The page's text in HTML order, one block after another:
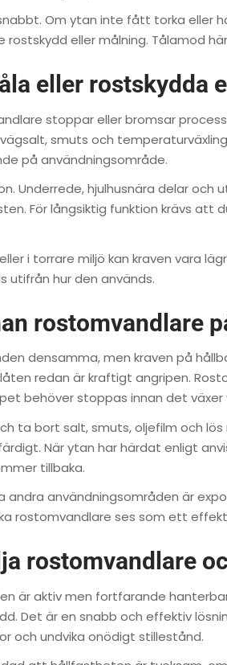
Om ytan inte fått torka eller
rostskydd eller målning. Tålamod
eller rostskydda
stoppar eller bromsar
smuts och
på användningsområde.
Underrede, hjulhusnära delar
För långsiktig funktion krävs
i torrare miljö kan kraven vara
utifrån hur den används.
rostomvandlare
densamma, men kraven på
redan är kraftigt angripen.
behöver stoppas innan det växer
ta bort salt, smuts, oljefilm och
När ytan har härdat enligt
tillbaka.
andra användningsområden är
rostomvandlare ses som ett
rostomvandlare
är aktiv men fortfarande
Det är en snabb och effektiv
och undvika onödigt stillestånd.